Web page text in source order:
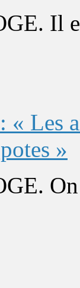
Il
Les
»